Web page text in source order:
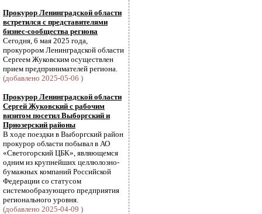
Прокурор Ленинградской области
встретился с представителями
бизнес-сообщества региона
Сегодня, 6 мая 2025 года,
прокурором Ленинградской области
Сергеем Жуковским осуществлен
прием предпринимателей региона.
(добавлено 2025-05-06 )
Прокурор Ленинградской области
Сергей Жуковский с рабочим
визитом посетил Выборгский и
Приозерский районы
В ходе поездки в Выборгский район
прокурор области побывал в АО
«Светогорский ЦБК», являющемся
одним из крупнейших целлюлозно-
бумажных компаний Российской
Федерации со статусом
системообразующего предприятия
регионального уровня.
(добавлено 2025-04-09 )